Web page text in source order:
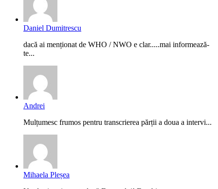
Daniel Dumitrescu
dacă ai menționat de WHO / NWO e clar.....mai informează-
te...
Andrei
Mulțumesc frumos pentru transcrierea părții a doua a intervi...
Mihaela Pleșea